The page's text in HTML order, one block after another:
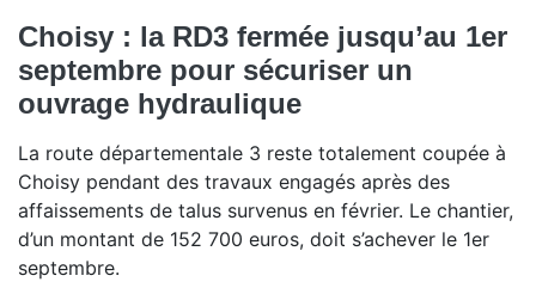
Choisy : la RD3 fermée jusqu’au 1er
septembre pour sécuriser un
ouvrage hydraulique
La route départementale 3 reste totalement coupée à
Choisy pendant des travaux engagés après des
affaissements de talus survenus en février. Le chantier,
d’un montant de 152 700 euros, doit s’achever le 1er
septembre.